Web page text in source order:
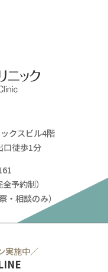
クスビル4階
口徒歩1分
予約制）
・相談のみ）
実施中／